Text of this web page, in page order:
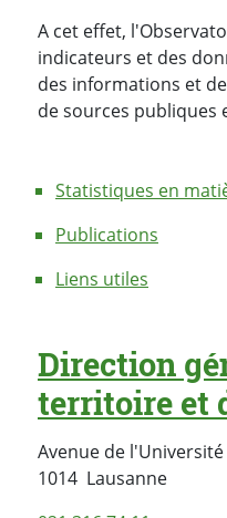
A cet effet,
indicateurs et des
des informations et
de sources publiques
Statistiques en
Publications
Liens utiles
Direction
territoire et
Avenue de l'Université
1014 LausanneSuisse